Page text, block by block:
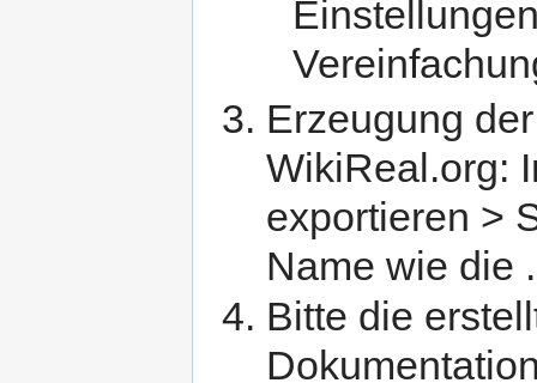
Erzeugung
WikiReal.org:
exportieren >
Name wie die
Bitte die